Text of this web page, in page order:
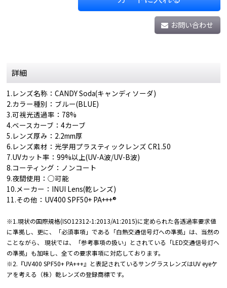
お問い合わせ
詳細
1.レンズ名称：CANDY Soda(キャンディソーダ)
2.カラー種別：ブルー(BLUE)
3.可視光透過率：78%
4.ベースカーブ：4カーブ
5.レンズ厚み：2.2mm厚
6.レンズ素材：光学用プラスティックレンズ CR1.50
7.UVカット率：99%以上(UV-A波/UV-B波)
8.コーティング：ノンコート
9.夜間使用：◯可能
10.メーカー：INUI Lens(乾レンズ)
11.その他：UV400 SPF50+ PA+++®︎
※1.現状の国際規格(ISO12312-1:2013/A1:2015)に定められた各透過率要求値
に準拠し、更に、「必須事項」である「白熱交通信号灯への準拠」は、当然の
ことながら、 現状では、「参考事項の扱い」とされている「LED交通信号灯へ
の準拠」も加味し、全ての要求事項に対応しております。
※2.『UV400 SPF50+ PA+++』と表記されているサングラスレンズはUV eyeケ
アを考える（株）乾レンズの登録商標です。